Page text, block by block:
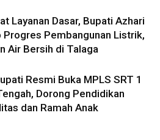
Layanan Dasar, Bupati Azhari
Progres Pembangunan Listrik,
Air Bersih di Talaga
Resmi Buka MPLS SRT 1
Dorong Pendidikan
dan Ramah Anak